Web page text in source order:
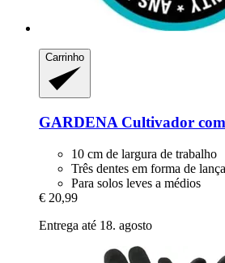
Carrinho
GARDENA Cultivador
10 cm de largura de trabalho
Três dentes em forma de lança
Para solos leves a médios
€ 20,99
Entrega até 18. agosto